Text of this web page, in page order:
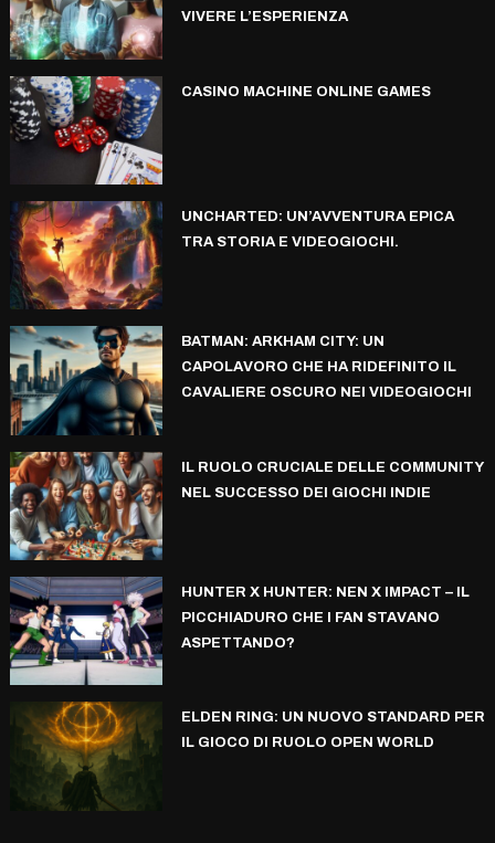
VIVERE L’ESPERIENZA
CASINO MACHINE ONLINE GAMES
UNCHARTED: UN’AVVENTURA EPICA
TRA STORIA E VIDEOGIOCHI.
BATMAN: ARKHAM CITY: UN
CAPOLAVORO CHE HA RIDEFINITO IL
CAVALIERE OSCURO NEI VIDEOGIOCHI
IL RUOLO CRUCIALE DELLE COMMUNITY
NEL SUCCESSO DEI GIOCHI INDIE
HUNTER X HUNTER: NEN X IMPACT – IL
PICCHIADURO CHE I FAN STAVANO
ASPETTANDO?
ELDEN RING: UN NUOVO STANDARD PER
IL GIOCO DI RUOLO OPEN WORLD